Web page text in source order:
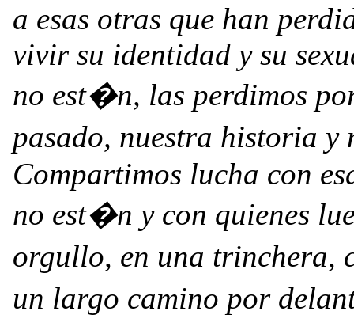
a esas otras que han
vivir su identidad y su
no est�n, las perdimos
pasado, nuestra historia
Compartimos lucha con
no est�n y con quienes
orgullo, en una trinchera,
un largo camino por